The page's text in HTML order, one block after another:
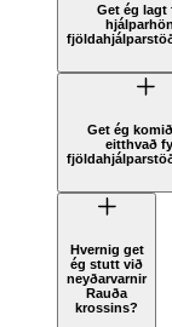
Get ég lagt
Get ég
eitthvað
Hvernig get
ég stutt við
neyðarvarnir
Rauða
krossins?